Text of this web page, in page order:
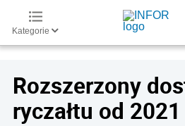
Kategorie
Rozszerzony
ryczałtu od 2021